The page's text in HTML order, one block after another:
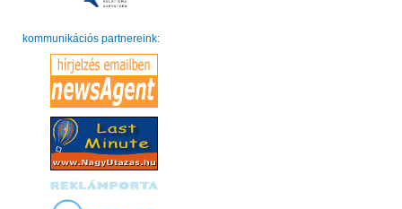
kommunikációs partnereink: